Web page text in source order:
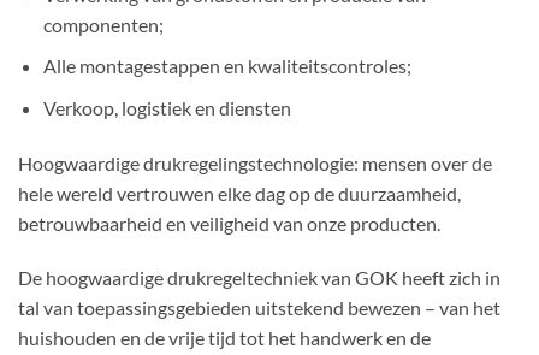
componenten;
Alle montagestappen en kwaliteitscontroles;
Verkoop, logistiek en diensten
Hoogwaardige drukregelingstechnologie: mensen over de
hele wereld vertrouwen elke dag op de duurzaamheid,
betrouwbaarheid en veiligheid van onze producten.
De hoogwaardige drukregeltechniek van GOK heeft zich in
tal van toepassingsgebieden uitstekend bewezen – van het
huishouden en de vrije tijd tot het handwerk en de